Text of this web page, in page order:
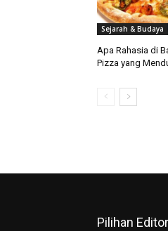
Sejarah & Budaya
Apa Rahasia di
Pizza yang
Pilihan Editor